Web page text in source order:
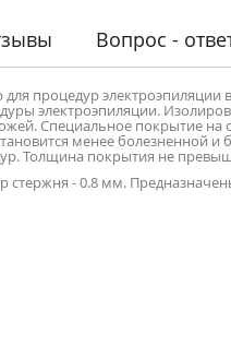
для процедур
электроэпиляции.
Специальное покрытие
менее болезненной
Толщина покрытия не
стержня - 0.8 мм.
Вопрос -